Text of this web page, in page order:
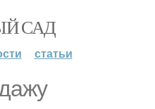
САД
статьи